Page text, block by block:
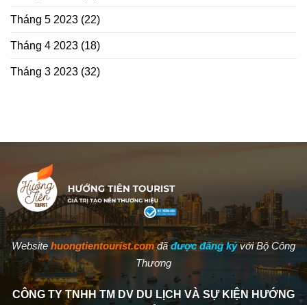
Tháng 5 2023 (22)
Tháng 4 2023 (18)
Tháng 3 2023 (32)
Website huongtientourist.com đãđược đăng ký với Bộ Công
Thương
CÔNG TY TNHH TM DV DU LỊCH VÀ SỰ KIỆN HƯỚNG